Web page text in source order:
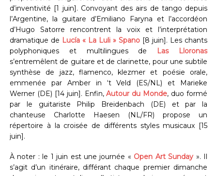
d’inventivité [1 juin]. Convoyant des airs de tango depuis
l’Argentine, la guitare d’Emiliano Faryna et l’accordéon
d’Hugo Satorre rencontrent la voix et l’interprétation
dramatique de Lucía « La Luli » Spano [8 juin]. Les chants
polyphoniques et multilingues de Las Lloronas
s’entremêlent de guitare et de clarinette, pour une subtile
synthèse de jazz, flamenco, klezmer et poésie orale,
emmenée par Amber in ‘t Veld (ES/NL) et Marieke
Werner (DE) [14 juin]. Enfin,Autour du Monde, duo formé
par le guitariste Philip Breidenbach (DE) et par la
chanteuse Charlotte Haesen (NL/FR) propose un
répertoire à la croisée de différents styles musicaux [15
juin].
À noter : le 1 juin est une journée « Open Art Sunday ». Il
s’agit d’un itinéraire, différant chaque premier dimanche